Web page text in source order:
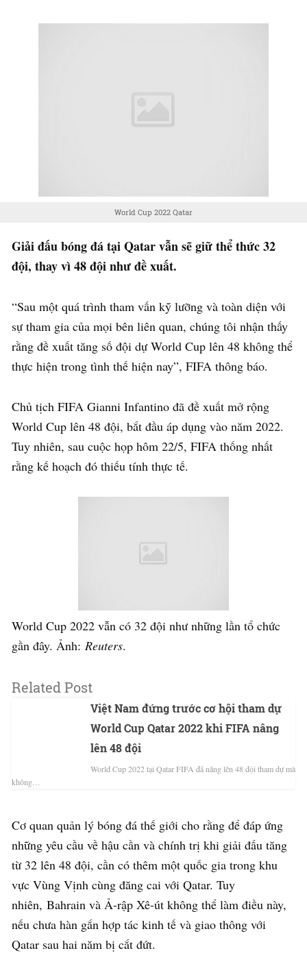
World Cup 2022 Qatar
Giải đấu bóng đá tại Qatar vẫn sẽ giữ thể thức 32
đội, thay vì 48 đội như đề xuất.
“Sau một quá trình tham vấn kỹ lưỡng và toàn diện với
sự tham gia của mọi bên liên quan, chúng tôi nhận thấy
rằng đề xuất tăng số đội dự World Cup lên 48 không thể
thực hiện trong tình thế hiện nay”, FIFA thông báo.
Chủ tịch FIFA Gianni Infantino đã đề xuất mở rộng
World Cup lên 48 đội, bắt đầu áp dụng vào năm 2022.
Tuy nhiên, sau cuộc họp hôm 22/5, FIFA thống nhất
rằng kế hoạch đó thiếu tính thực tế.
World Cup 2022 vẫn có 32 đội như những lần tổ chức
gần đây. Ảnh: Reuters.
Related Post
Việt Nam đứng trước cơ hội tham dự
World Cup Qatar 2022 khi FIFA nâng
lên 48 đội
World Cup 2022 tại Qatar FIFA đã nâng lên 48 đội tham dự mà
không…
Cơ quan quản lý bóng đá thế giới cho rằng để đáp ứng
những yêu cầu về hậu cần và chính trị khi giải đấu tăng
từ 32 lên 48 đội, cần có thêm một quốc gia trong khu
vực Vùng Vịnh cùng đăng cai với Qatar. Tuy
nhiên, Bahrain và Ả-rập Xê-út không thể làm điều này,
nếu chưa hàn gắn hợp tác kinh tế và giao thông với
Qatar sau hai năm bị cắt đứt.